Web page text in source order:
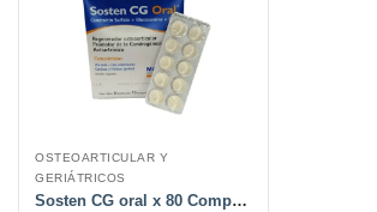
OSTEOARTICULAR Y
GERIÁTRICOS
Sosten CG oral x 80 Comprimidos